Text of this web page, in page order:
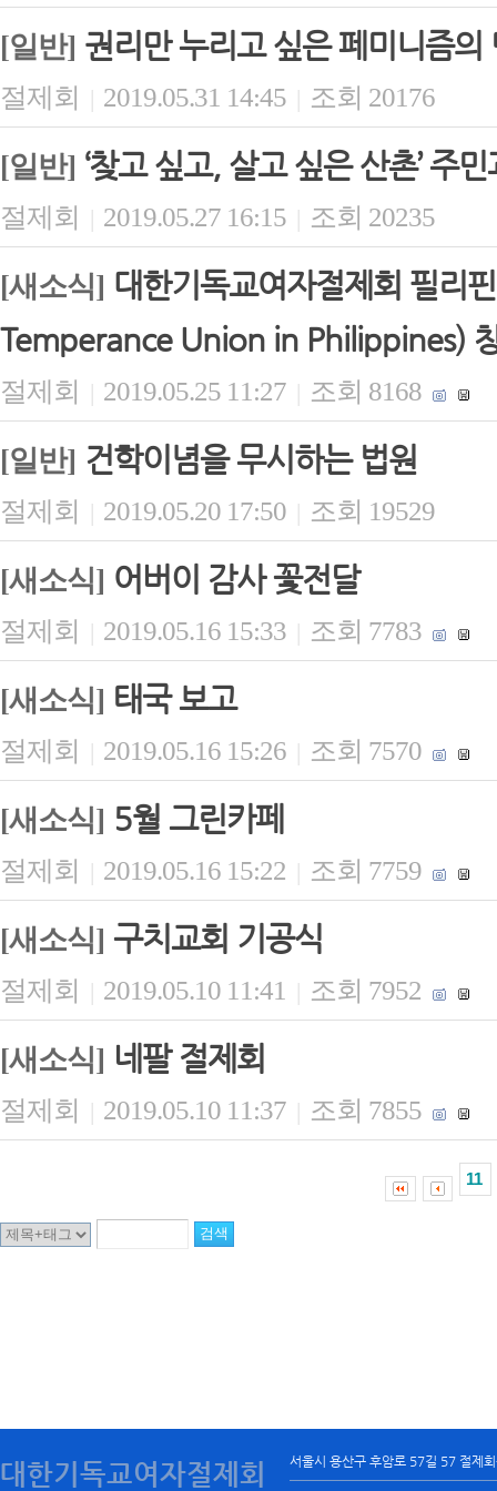
[일반] 권리만 누리고 싶은 페미니즘의
절제회 | 2019.05.31 14:45 | 조회 20176
[일반] ‘찾고 싶고, 살고 싶은 산촌’
절제회 | 2019.05.27 16:15 | 조회 20235
[새소식] 대한기독교여자절제회 필
Temperance Union in Philippines)
절제회 | 2019.05.25 11:27 | 조회 8168
[일반] 건학이념을 무시하는 법원
절제회 | 2019.05.20 17:50 | 조회 19529
[새소식] 어버이 감사 꽃전달
절제회 | 2019.05.16 15:33 | 조회 7783
[새소식] 태국 보고
절제회 | 2019.05.16 15:26 | 조회 7570
[새소식] 5월 그린카페
절제회 | 2019.05.16 15:22 | 조회 7759
[새소식] 구치교회 기공식
절제회 | 2019.05.10 11:41 | 조회 7952
[새소식] 네팔 절제회
절제회 | 2019.05.10 11:37 | 조회 7855
11
대한기독교여자절제회 서울시 용산구 후암로 57길 57 절제